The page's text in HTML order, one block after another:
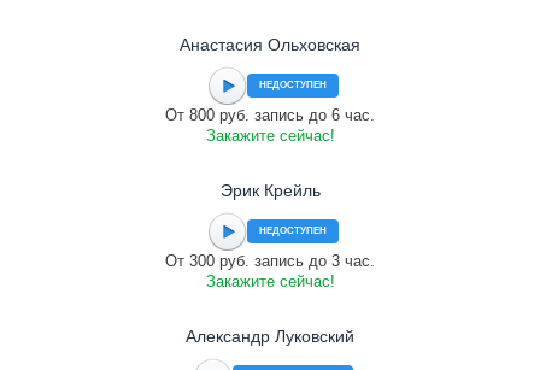
Анастасия Ольховская
НЕДОСТУПЕН
От 800 руб. запись до 6 час.
Закажите сейчас!
Эрик Крейль
НЕДОСТУПЕН
От 300 руб. запись до 3 час.
Закажите сейчас!
Александр Луковский